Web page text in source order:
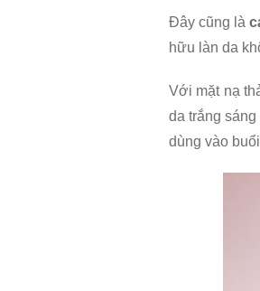
Đây cũng là
hữu làn da
Với mặt nạ
da trắng
dùng vào